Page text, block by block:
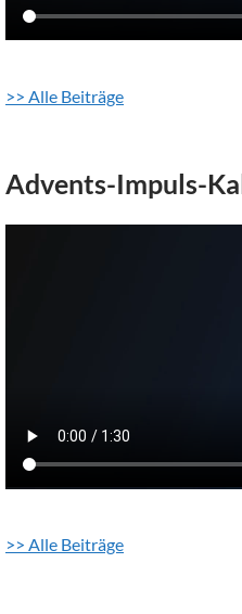
>> Alle Beiträge
Advents-Impuls-
>> Alle Beiträge